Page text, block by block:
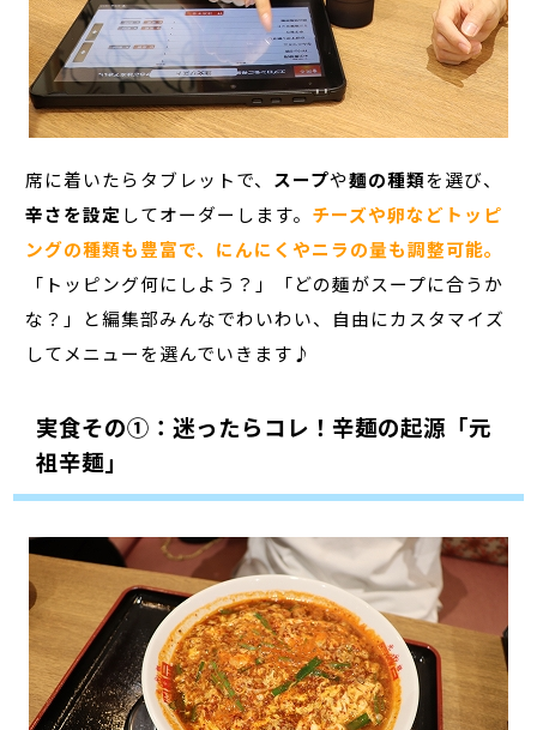
席に着いたらタブレットで、 スープや麺の種類を選び、
辛さを設定 してオーダーします。 チーズや卵などトッピ
ングの種類も豊富で、にんにくやニラの量も調整可能。
「トッピング何にしよう？」「どの麺がスープに合うか
な？」と編集部みんなでわいわい、自由にカスタマイズ
してメニューを選んでいきます♪
実食その①：迷ったらコレ！辛麺の起源「元
祖辛麺」